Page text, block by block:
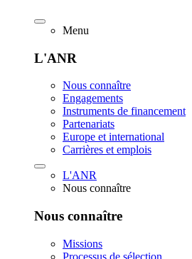
Menu
L'ANR
Nous connaître
Engagements
Instruments de financement
Partenariats
Europe et international
Carrières et emplois
L'ANR
Nous connaître
Nous connaître
Missions
Processus de sélection